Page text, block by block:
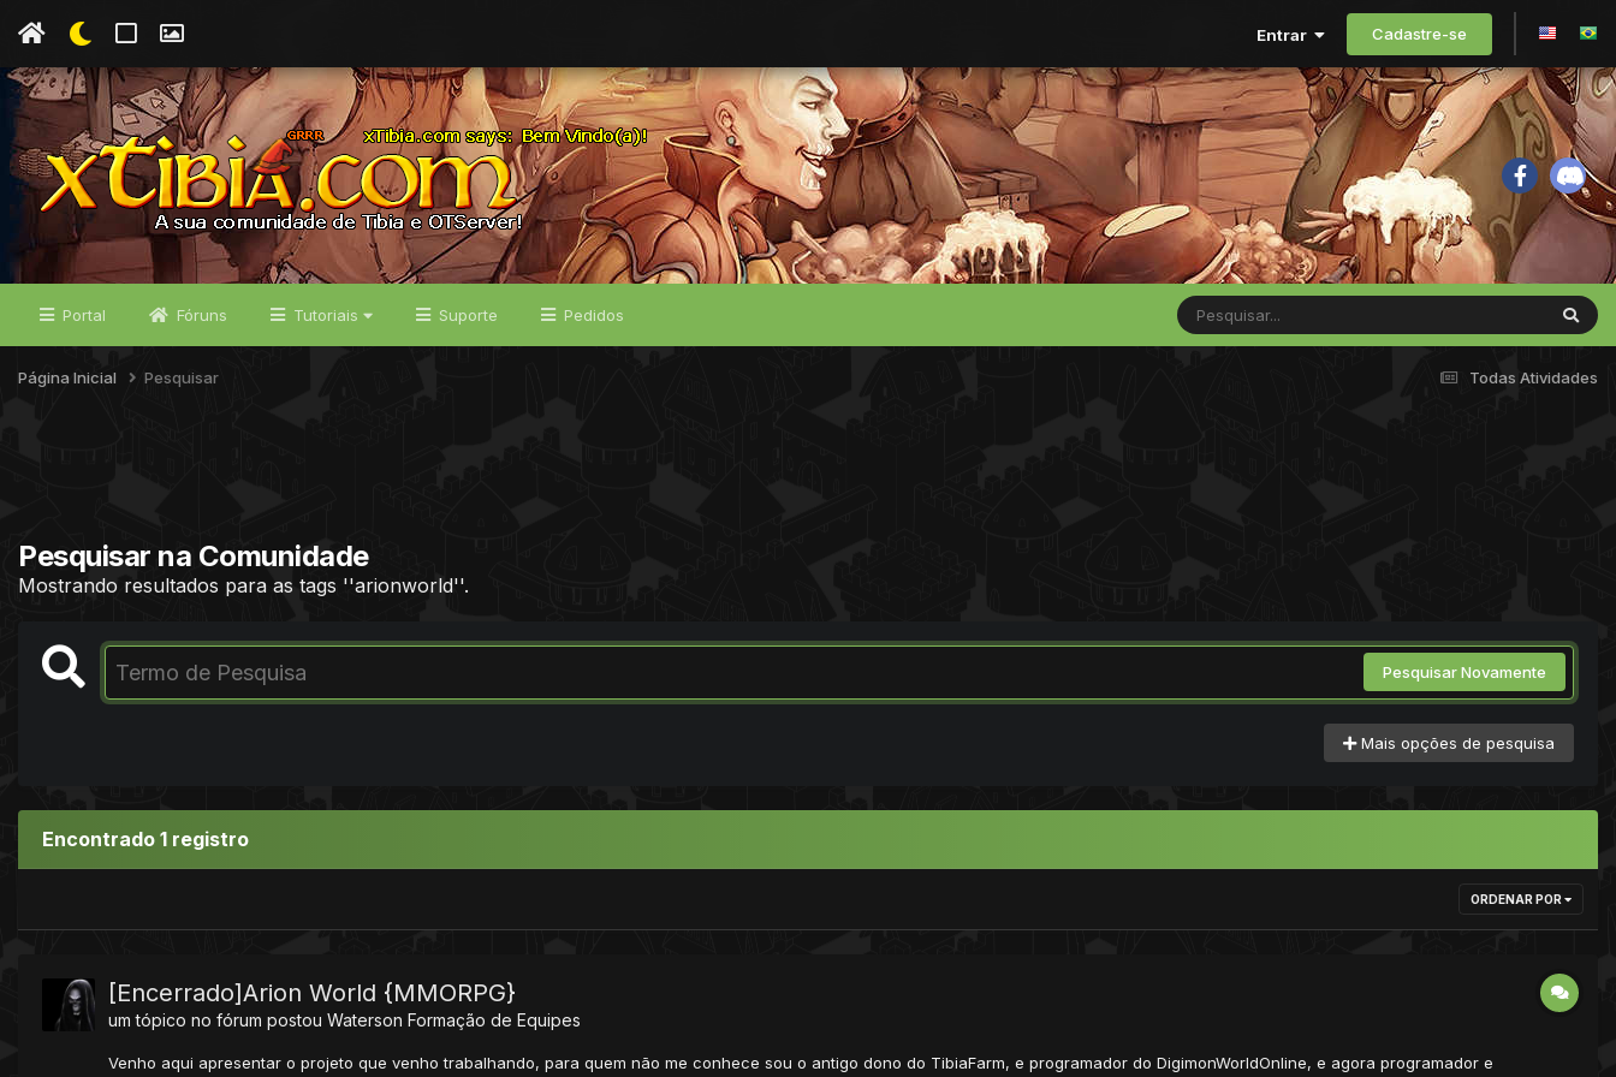
Entrar Cadastre-se
Portal Fóruns Tutoriais Suporte Pedidos
Todas Atividades
Página Inicial Pesquisar
Pesquisar na Comunidade
Mostrando resultados para as tags ''arionworld''.
Pesquisar Novamente
Mais opções de pesquisa
Encontrado 1 registro
ORDENAR POR
[Encerrado]Arion World {MMORPG}
um tópico no fórum postou Waterson Formação de Equipes
Venho aqui apresentar o projeto que venho trabalhando, para quem não me conhece sou o antigo dono do TibiaFarm, e programador do DigimonWorldOnline, e agora programador e